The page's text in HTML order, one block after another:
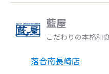
藍屋
こだわりの本格和
落合南長崎店